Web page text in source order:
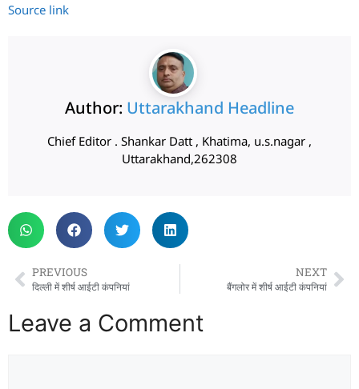
Source link
Author: Uttarakhand Headline
Chief Editor . Shankar Datt , Khatima, u.s.nagar ,
Uttarakhand,262308
PREVIOUS
दिल्ली में शीर्ष आईटी कंपनियां
NEXT
बैंगलोर में शीर्ष आईटी कंपनियां
Leave a Comment